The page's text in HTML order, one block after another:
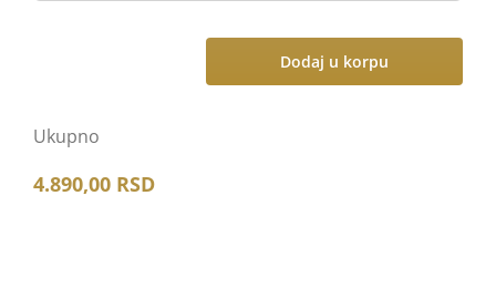
IM
Dodaj u korpu
Ukupno
4.890,00 RSD